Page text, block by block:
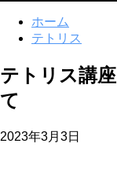
ホーム
テトリス
テトリス講
て
2023年3月3日